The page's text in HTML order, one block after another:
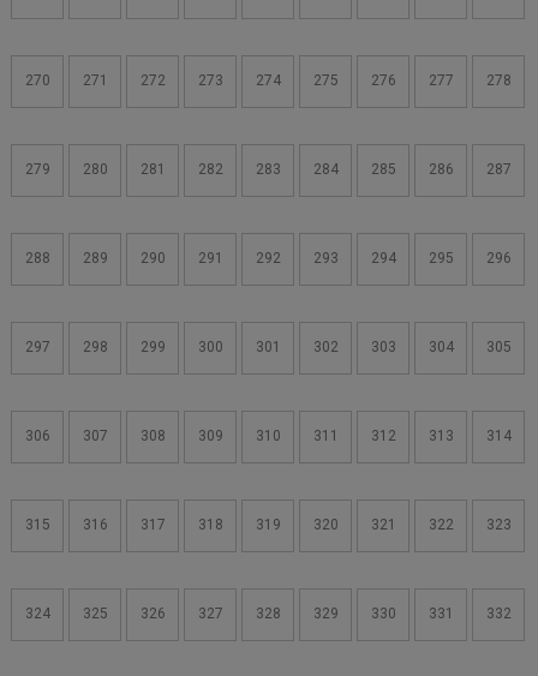
270 271 272 273 274 275 276 277 278
279 280 281 282 283 284 285 286 287
288 289 290 291 292 293 294 295 296
297 298 299 300 301 302 303 304 305
306 307 308 309 310 311 312 313 314
315 316 317 318 319 320 321 322 323
324 325 326 327 328 329 330 331 332